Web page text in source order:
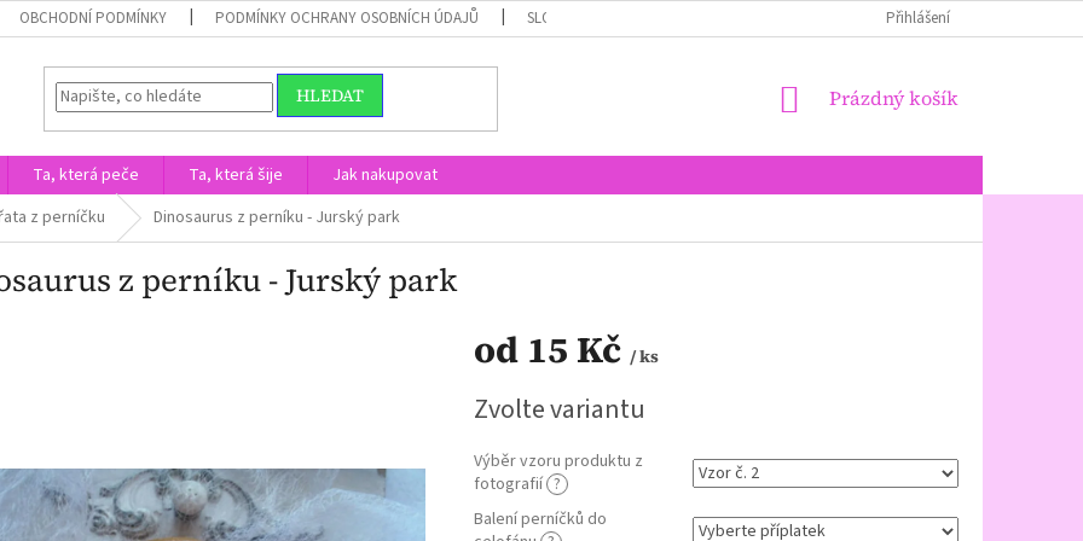
OBCHODNÍ PODMÍNKY PODMÍNKY OCHRANY OSOBNÍCH ÚDAJŮ SLOŽENÍ PERNÍKŮ + ALERGENY + EČKA JAK NAKUPOVAT
Přihlášení
HLEDAT
NÁKUPNÍ
Prázdný košík
Ta, která peče Ta, která šije
Jak nakupovat
z perníčku Dinosaurus z perníku - Jurský park
z perníku - Jurský park
od 15 Kč / ks
cena:
Zvolte variantu
Výběr vzoru produktu z
fotografií ?
Balení perníčků do